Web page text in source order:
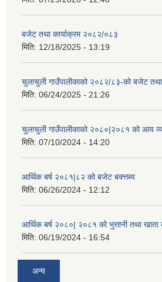
बजेट तथा कार्याक्रम २०८२/०८३
मिति: 12/18/2025 - 13:19
चुलाचुली गाउँपालीकाको २०८२/८३-को बजेट तथा
मिति: 06/24/2025 - 21:26
चुलाचुली गाउँपालीकाको २०८०|२०८१ को आय
मिति: 07/10/2024 - 14:20
आर्थिक बर्ष २०८१|८२ को बजेट बक्त्तब्य
मिति: 06/26/2024 - 12:12
आर्थिक बर्ष २०८०| २०८१ को भुत्तानी तथा खाता
मिति: 06/19/2024 - 16:54
अन्य